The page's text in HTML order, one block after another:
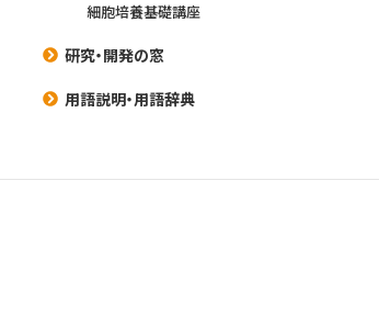
細胞培養基礎講座
研究・開発の窓
用語説明・用語辞典